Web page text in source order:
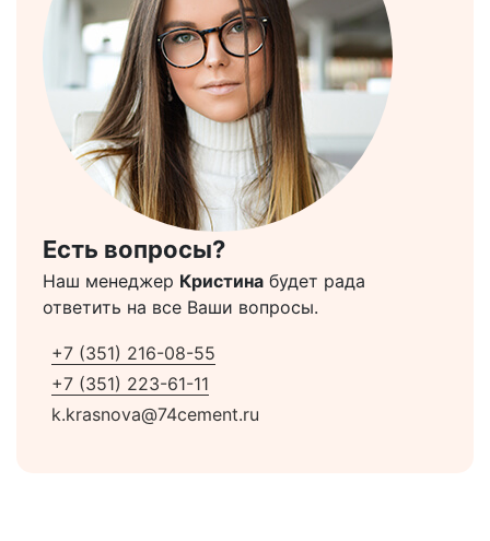
Есть вопросы?
Наш менеджер Кристина будет рада
ответить на все Ваши вопросы.
+7 (351) 216-08-55
+7 (351) 223-61-11
k.krasnova@74cement.ru